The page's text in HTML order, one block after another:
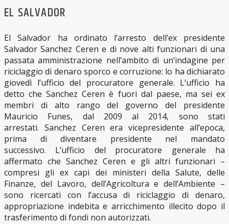
EL SALVADOR
El Salvador ha ordinato l’arresto dell’ex presidente
Salvador Sanchez Ceren e di nove alti funzionari di una
passata amministrazione nell’ambito di un’indagine per
riciclaggio di denaro sporco e corruzione: lo ha dichiarato
giovedì l’ufficio del procuratore generale. L’ufficio ha
detto che Sanchez Ceren è fuori dal paese, ma sei ex
membri di alto rango del governo del presidente
Mauricio Funes, dal 2009 al 2014, sono stati
arrestati. Sanchez Ceren era vicepresidente all’epoca,
prima di diventare presidente nel mandato
successivo. L’ufficio del procuratore generale ha
affermato che Sanchez Ceren e gli altri funzionari –
compresi gli ex capi dei ministeri della Salute, delle
Finanze, del Lavoro, dell’Agricoltura e dell’Ambiente –
sono ricercati con l’accusa di riciclaggio di denaro,
appropriazione indebita e arricchimento illecito dopo il
trasferimento di fondi non autorizzati.